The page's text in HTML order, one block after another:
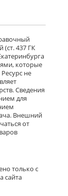
(ст. 437 ГК
которые
Ресурс не
Сведения
для
Внешний
от
только с
сайта